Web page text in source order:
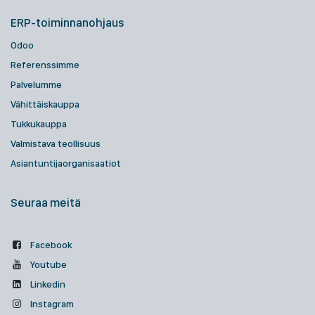
ERP-toiminnanohjaus
Odoo
Referenssimme
Palvelumme
Vähittäiskauppa
Tukkukauppa
Valmistava teollisuus
Asiantuntijaorganisaatiot
Seuraa meitä
Facebook
Youtube
Linkedin
Instagram